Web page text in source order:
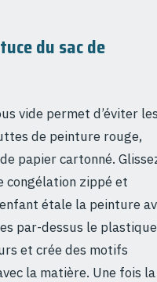
du sac de
vide permet d’éviter
de peinture rouge,
papier cartonné.
congélation zippé et
étale la peinture
par-dessus le
et crée des motifs
la matière. Une fois la